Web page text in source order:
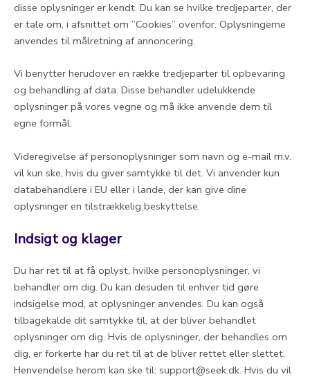
disse oplysninger er kendt. Du kan se hvilke tredjeparter, der
er tale om, i afsnittet om ”Cookies” ovenfor. Oplysningerne
anvendes til målretning af annoncering.
Vi benytter herudover en række tredjeparter til opbevaring
og behandling af data. Disse behandler udelukkende
oplysninger på vores vegne og må ikke anvende dem til
egne formål.
Videregivelse af personoplysninger som navn og e-mail m.v.
vil kun ske, hvis du giver samtykke til det. Vi anvender kun
databehandlere i EU eller i lande, der kan give dine
oplysninger en tilstrækkelig beskyttelse.
Indsigt og klager
Du har ret til at få oplyst, hvilke personoplysninger, vi
behandler om dig. Du kan desuden til enhver tid gøre
indsigelse mod, at oplysninger anvendes. Du kan også
tilbagekalde dit samtykke til, at der bliver behandlet
oplysninger om dig. Hvis de oplysninger, der behandles om
dig, er forkerte har du ret til at de bliver rettet eller slettet.
Henvendelse herom kan ske til: support@seek.dk. Hvis du vil